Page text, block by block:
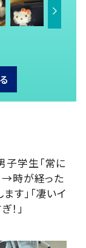
子学生「常に
時が経った
す」「凄いイ
！」